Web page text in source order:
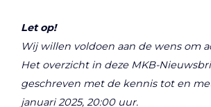
Let op!
Wij willen voldoen aan de wens om
Het overzicht in deze MKB-
geschreven met de kennis tot en
januari 2025, 20:00 uur.